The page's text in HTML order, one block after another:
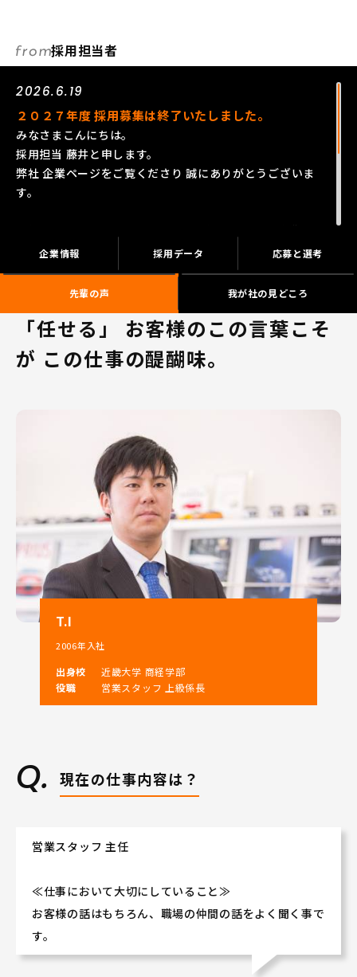
採用担当者
2026.6.19
２０２７年度 採用募集は終了いたしました。
みなさまこんにちは。
採用担当 藤井と申します。
弊社 企業ページをご覧くださり 誠にありがとうございま
す。
昨年のインターンシップに始まり 今年３月からの就職活
動本番期に沢山の方々に訪問いただき また 採用選考へも
チャレンジいただくことができました。
誠にありがとうございました。
引き続き 和歌山トヨペット をよろしくお願いいたしま
企業情報 採用データ 応募と選考
先輩の声 我が社の見どころ
「任せる」 お客様のこの言葉こそ
が この仕事の醍醐味。
T.I
2006年入社
出身校
近畿大学 商経学部
役職
営業スタッフ 上級係長
現在の仕事内容は？
営業スタッフ 主任
≪仕事において大切にしていること≫
お客様の話はもちろん、職場の仲間の話をよく聞く事で
す。